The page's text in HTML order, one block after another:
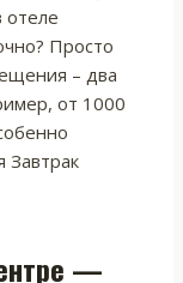
Просто
– два
от 1000
Завтрак
—